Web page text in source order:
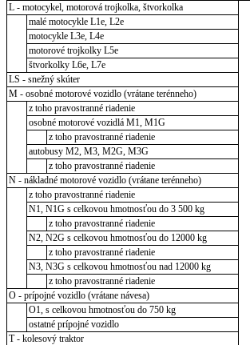
L - motocykel, motorová trojkolka, štvorkolka
malé motocykle L1e, L2e
motocykle L3e, L4e
motorové trojkolky L5e
štvorkolky L6e, L7e
LS - snežný skúter
M - osobné motorové vozidlo (vrátane terénneho)
z toho pravostranné riadenie
osobné motorové vozidlá M1, M1G
z toho pravostranné riadenie
autobusy M2, M3, M2G, M3G
z toho pravostranné riadenie
N - nákladné motorové vozidlo (vrátane terénneho)
z toho pravostranné riadenie
N1, N1G s celkovou hmotnosťou do 3 500 kg
z toho pravostranné riadenie
N2, N2G s celkovou hmotnosťou do 12000 kg
z toho pravostranné riadenie
N3, N3G s celkovou hmotnosťou nad 12000 kg
z toho pravostranné riadenie
O - prípojné vozidlo (vrátane návesa)
O1, s celkovou hmotnosťou do 750 kg
ostatné prípojné vozidlo
T - kolesový traktor